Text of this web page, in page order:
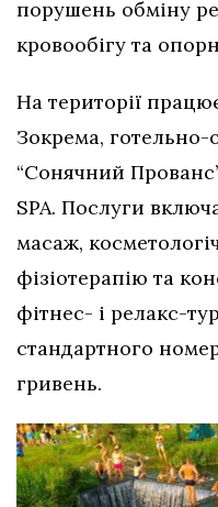
порушень обміну
кровообігу та
На території
Зокрема,
“Сонячний
SPA. Послуги
масаж,
фізіотерапію та
фітнес- і релакс-
стандартного
гривень.